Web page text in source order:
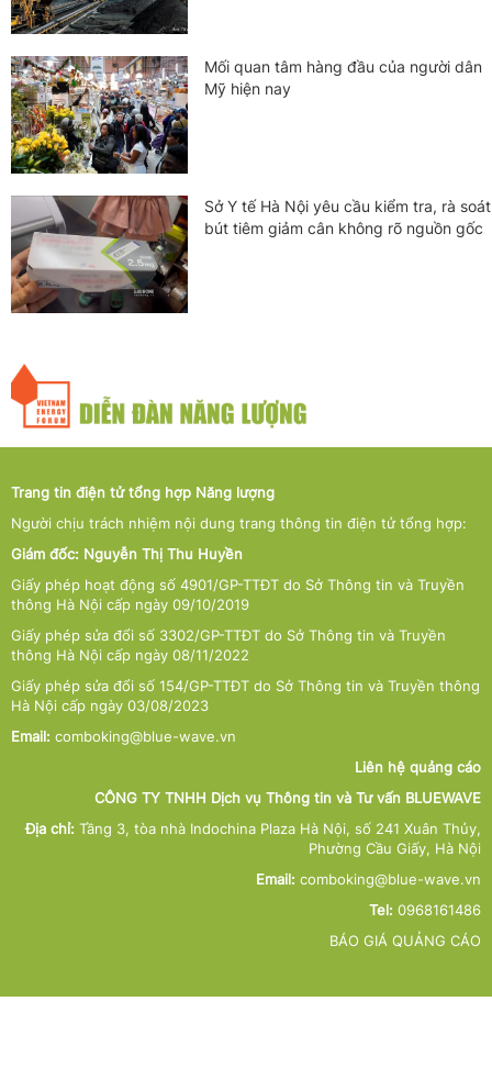
Mối quan tâm hàng đầu của người dân
Mỹ hiện nay
Sở Y tế Hà Nội yêu cầu kiểm tra, rà soát
bút tiêm giảm cân không rõ nguồn gốc
Trang tin điện tử tổng hợp Năng lượng
Người chịu trách nhiệm nội dung trang thông tin điện tử tổng hợp:
Giám đốc: Nguyễn Thị Thu Huyền
Giấy phép hoạt động số 4901/GP-TTĐT do Sở Thông tin và Truyền
thông Hà Nội cấp ngày 09/10/2019
Giấy phép sửa đổi số 3302/GP-TTĐT do Sở Thông tin và Truyền
thông Hà Nội cấp ngày 08/11/2022
Giấy phép sửa đổi số 154/GP-TTĐT do Sở Thông tin và Truyền thông
Hà Nội cấp ngày 03/08/2023
Email: comboking@blue-wave.vn
Liên hệ quảng cáo
CÔNG TY TNHH Dịch vụ Thông tin và Tư vấn BLUEWAVE
Địa chỉ: Tầng 3, tòa nhà Indochina Plaza Hà Nội, số 241 Xuân Thủy,
Phường Cầu Giấy, Hà Nội
Email: comboking@blue-wave.vn
Tel: 0968161486
BÁO GIÁ QUẢNG CÁO